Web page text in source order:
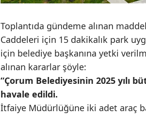
Toplantıda gündeme alınan
Caddeleri için 15 dakikalık park
için belediye başkanına yetki
alınan kararlar şöyle:
“Çorum Belediyesinin 2025 yılı
havale edildi.
İtfaiye Müdürlüğüne iki adet araç